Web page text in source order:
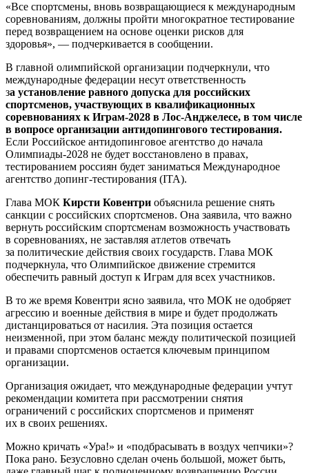
«Все спортсмены, вновь возвращающиеся к международным
соревнованиям, должны пройти многократное тестирование
перед возвращением на основе оценки рисков для
здоровья», — подчеркивается в сообщении.
В главной олимпийской организации подчеркнули, что
международные федерации несут ответственность
за установление равного допуска для российских
спортсменов, участвующих в квалификационных
соревнованиях к Играм-2028 в Лос-Анджелесе, в том числе
в вопросе организации антидопингового тестирования.
Если Российское антидопинговое агентство до начала
Олимпиады-2028 не будет восстановлено в правах,
тестированием россиян будет заниматься Международное
агентство допинг-тестирования (ITA).
Глава МОК Кирсти Ковентри объяснила решение снять
санкции с российских спортсменов. Она заявила, что важно
вернуть российским спортсменам возможность участвовать
в соревнованиях, не заставляя атлетов отвечать
за политические действия своих государств. Глава МОК
подчеркнула, что Олимпийское движение стремится
обеспечить равный доступ к Играм для всех участников.
В то же время Ковентри ясно заявила, что МОК не одобряет
агрессию и военные действия в мире и будет продолжать
дистанцироваться от насилия. Эта позиция остается
неизменной, при этом баланс между политической позицией
и правами спортсменов остается ключевым принципом
организации.
Организация ожидает, что международные федерации учтут
рекомендации комитета при рассмотрении снятия
ограничений с российских спортсменов и применят
их в своих решениях.
Можно кричать «Ура!» и «подбрасывать в воздух чепчики»?
Пока рано. Безусловно сделан очень большой, может быть,